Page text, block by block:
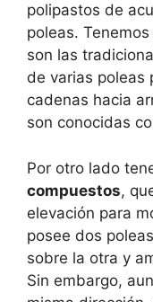
polipastos de
poleas. Tenemos
son las
de varias poleas
cadenas hacia
son conocidas
Por otro lado
compuestos,
elevación para
posee dos
sobre la otra y
Sin embargo,